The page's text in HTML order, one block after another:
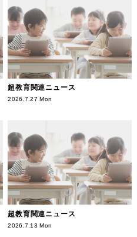
超教育関連ニュース
2026.7.27 Mon
超教育関連ニュース
2026.7.13 Mon